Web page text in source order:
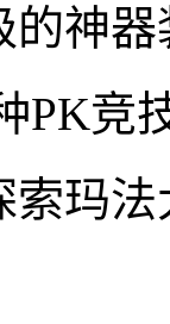
的神
PK竞
索玛